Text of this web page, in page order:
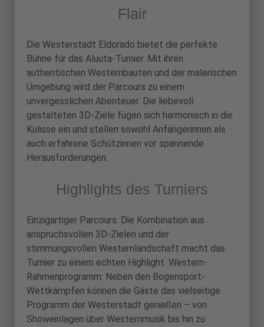
Flair
Die Westerstadt Eldorado bietet die perfekte
Bühne für das Aluuta-Turnier. Mit ihren
authentischen Westernbauten und der malerischen
Umgebung wird der Parcours zu einem
unvergesslichen Abenteuer. Die liebevoll
gestalteten 3D-Ziele fügen sich harmonisch in die
Kulisse ein und stellen sowohl Anfängerinnen als
auch erfahrene Schützinnen vor spannende
Herausforderungen.
Highlights des Turniers
Einzigartiger Parcours: Die Kombination aus
anspruchsvollen 3D-Zielen und der
stimmungsvollen Westernlandschaft macht das
Turnier zu einem echten Highlight. Western-
Rahmenprogramm: Neben den Bogensport-
Wettkämpfen können die Gäste das vielseitige
Programm der Westerstadt genießen – von
Showeinlagen über Westernmusik bis hin zu